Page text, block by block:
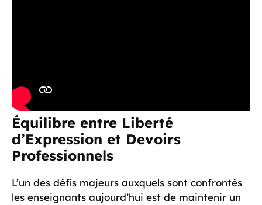
Équilibre entre Liberté
d’Expression et Devoirs
Professionnels
L’un des défis majeurs auxquels sont confrontés
les enseignants aujourd’hui est de maintenir un